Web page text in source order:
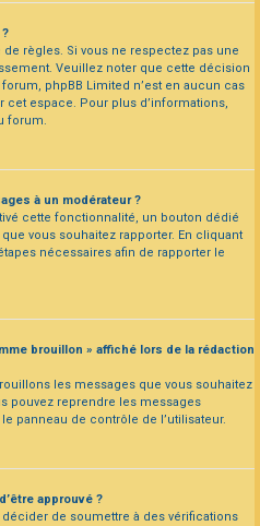
règles. Si vous ne respectez pas une
Veuillez noter que cette décision
phpBB Limited n’est en aucun cas
espace. Pour plus d’informations,
forum.
à un modérateur ?
cette fonctionnalité, un bouton dédié
vous souhaitez rapporter. En cliquant
nécessaires afin de rapporter le
brouillon » affiché lors de la rédaction
les messages que vous souhaitez
pouvez reprendre les messages
panneau de contrôle de l’utilisateur.
approuvé ?
de soumettre à des vérifications